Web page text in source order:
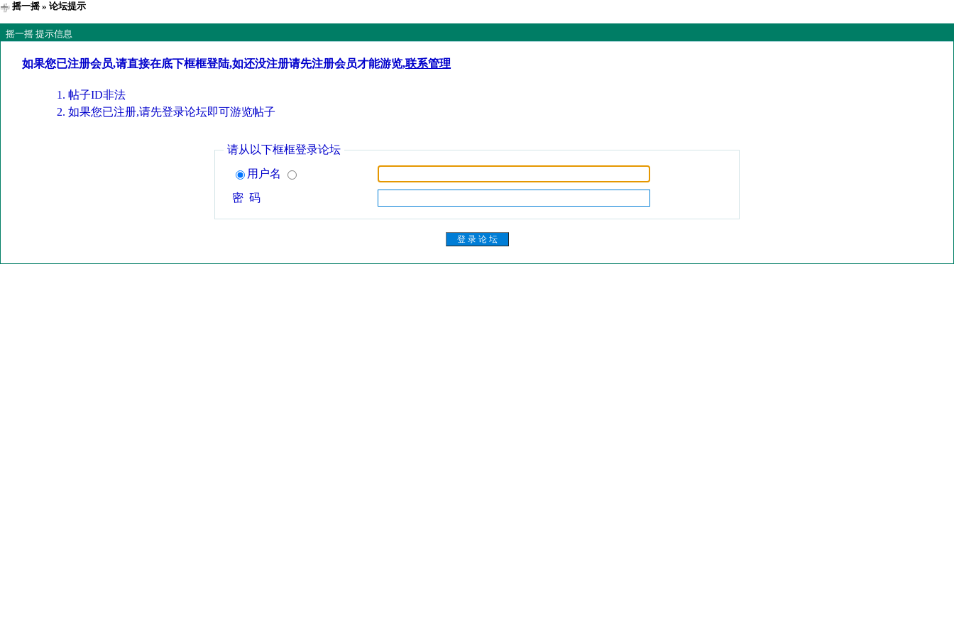
摇一摇» 论坛提示
摇一摇 提示信息
如果您已注册会员,请直接在底下框框登陆,如还没注册请先注册会员才能游览,联系管理
帖子ID非法
如果您已注册,请先登录论坛即可游览帖子
请从以下框框登录论坛
用户名
密 码